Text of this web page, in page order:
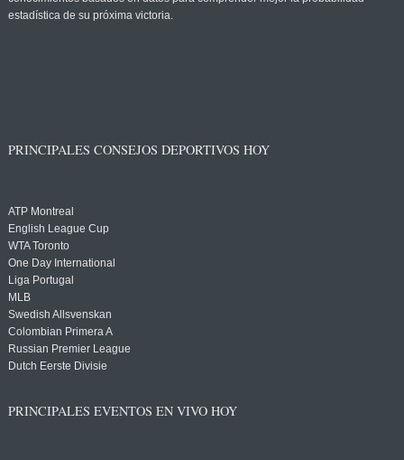
estadística de su próxima victoria.
PRINCIPALES CONSEJOS DEPORTIVOS HOY
ATP Montreal
English League Cup
WTA Toronto
One Day International
Liga Portugal
MLB
Swedish Allsvenskan
Colombian Primera A
Russian Premier League
Dutch Eerste Divisie
PRINCIPALES EVENTOS EN VIVO HOY